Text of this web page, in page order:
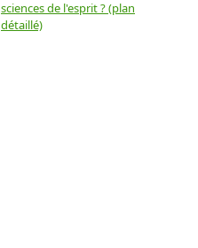
sciences de l'esprit ? (plan
détaillé)